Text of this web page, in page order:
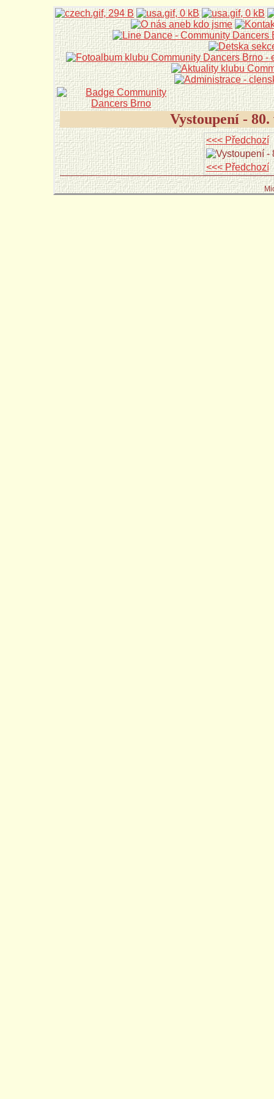
Vystoupení -
<<< Předchozí
<<< Předchozí